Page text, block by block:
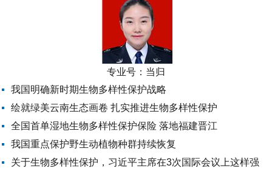
专业号： 当归
我国明确新时期生物多样性保护战略
绘就绿美云南生态画卷 扎实推进生物多样性保护
全国首单湿地生物多样性保护保险 落地福建晋江
我国重点保护野生动植物种群持续恢复
关于生物多样性保护，习近平主席在3次国际会议上这样强